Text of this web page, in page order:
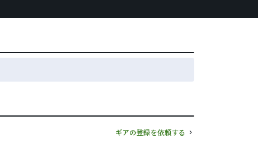
ギアの登録を依頼する